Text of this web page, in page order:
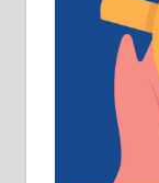
Рудник
д.о.о.
Основна
услов.
превоз,
локал 22